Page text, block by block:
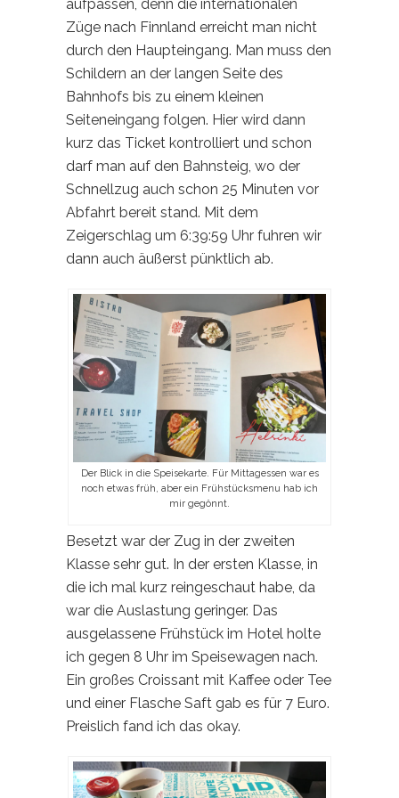
aufpassen, denn die internationalen
Züge nach Finnland erreicht man nicht
durch den Haupteingang. Man muss den
Schildern an der langen Seite des
Bahnhofs bis zu einem kleinen
Seiteneingang folgen. Hier wird dann
kurz das Ticket kontrolliert und schon
darf man auf den Bahnsteig, wo der
Schnellzug auch schon 25 Minuten vor
Abfahrt bereit stand. Mit dem
Zeigerschlag um 6:39:59 Uhr fuhren wir
dann auch äußerst pünktlich ab.
Der Blick in die Speisekarte. Für Mittagessen war es
noch etwas früh, aber ein Frühstücksmenu hab ich
mir gegönnt.
Besetzt war der Zug in der zweiten
Klasse sehr gut. In der ersten Klasse, in
die ich mal kurz reingeschaut habe, da
war die Auslastung geringer. Das
ausgelassene Frühstück im Hotel holte
ich gegen 8 Uhr im Speisewagen nach.
Ein großes Croissant mit Kaffee oder Tee
und einer Flasche Saft gab es für 7 Euro.
Preislich fand ich das okay.